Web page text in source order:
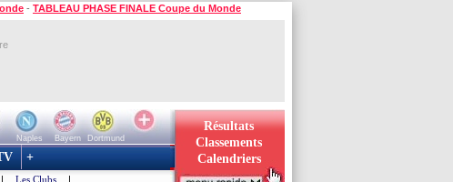
- TABLEAU PHASE FINALE Coupe du Monde
Naples Bayern
Dortmund
Résultats
Classements
Calendriers
+
| Les Clubs |